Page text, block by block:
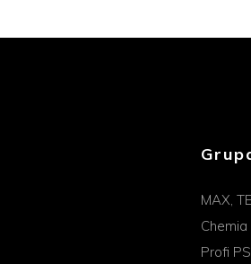
MAX,
Profi